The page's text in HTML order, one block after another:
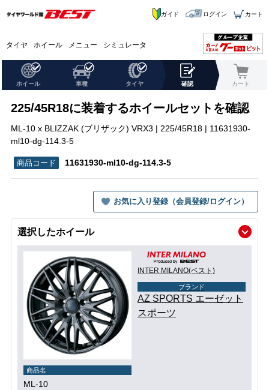
タイヤ ホイール メニュー シミュレータ
ガイド ログイン カート
ホイール 車種 タイヤ 確認 カート
225/45R18に装着するホイールセットを確認
ML-10 x BLIZZAK (ブリザック) VRX3 | 225/45R18 | 11631930-
ml10-dg-114.3-5
11631930-ml10-dg-114.3-5
お気に入り登録（会員登録/ログイン）
選択したホイール
INTER MILANO(ベスト)
ブランド
AZ SPORTS エーゼット
スポーツ
商品名
ML-10